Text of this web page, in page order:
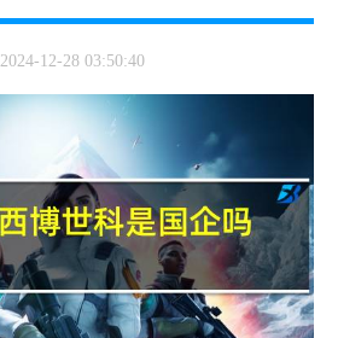
2024-12-28 03:50:40